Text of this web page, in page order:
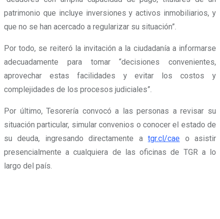
patrimonio que incluye inversiones y activos inmobiliarios, y
que no se han acercado a regularizar su situación”.
Por todo, se reiteró la invitación a la ciudadanía a informarse
adecuadamente para tomar “decisiones convenientes,
aprovechar estas facilidades y evitar los costos y
complejidades de los procesos judiciales”.
Por último, Tesorería convocó a las personas a revisar su
situación particular, simular convenios o conocer el estado de
su deuda, ingresando directamente atgr.cl/cae o asistir
presencialmente a cualquiera de las oficinas de TGR a lo
largo del país.